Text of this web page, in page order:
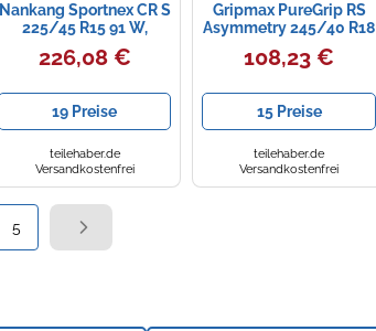
Nankang Sportnex CR S
225/45 R15 91 W,
Sommerreifen
226,08 €
19 Preise
teilehaber.de
Versandkostenfrei
Gripmax PureGrip RS
Asymmetry 245/40 R18
97 Y, Sommerreifen
108,23 €
15 Preise
teilehaber.de
Versandkostenfrei
5